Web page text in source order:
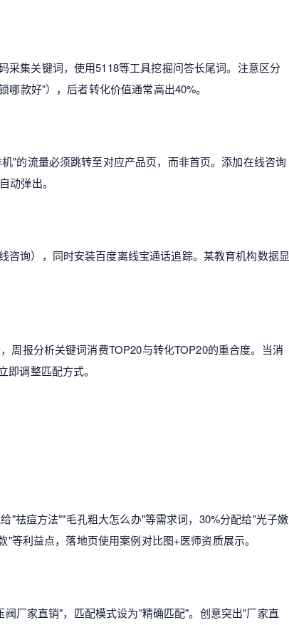
采集关键词，使用5118等工具挖掘问答长尾词。注意区分
款好"），后者转化价值通常高出40%。
"的流量必须跳转至对应产品页，而非首页。添加在线咨询
动弹出。
咨询），同时安装百度离线宝通话追踪。某教育机构数据显
周报分析关键词消费TOP20与转化TOP20的重合度。当消
调整匹配方式。
"祛痘方法""毛孔粗大怎么办"等需求词，30%分配给"光子嫩
等利益点，落地页使用案例对比图+医师资质展示。
厂家直销"，匹配模式设为"精确匹配"。创意突出"厂家直